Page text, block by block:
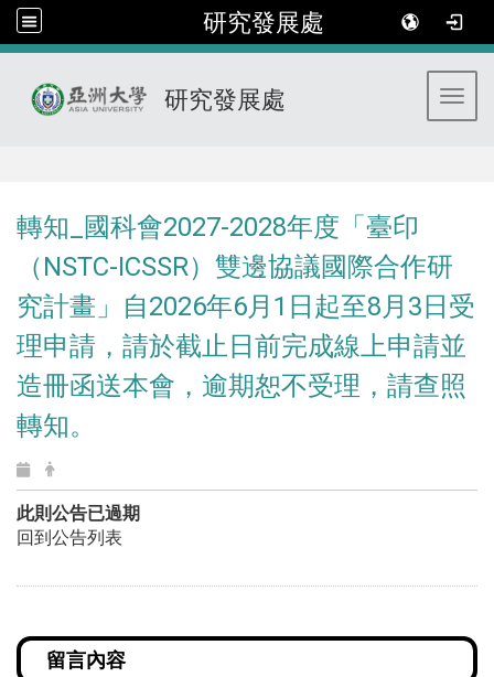
研究發展處
研究發展處
轉知_國科會2027-2028年度「臺印
（NSTC-ICSSR）雙邊協議國際合作研
究計畫」自2026年6月1日起至8月3日受
理申請，請於截止日前完成線上申請並
造冊函送本會，逾期恕不受理，請查照
轉知。
此則公告已過期
回到公告列表